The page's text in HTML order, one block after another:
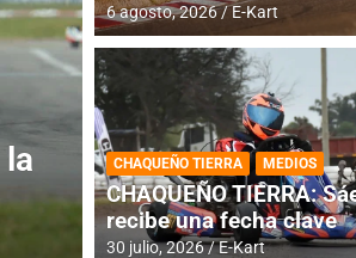
DESTACADA INFORME CENTRAL
RMC BUENOS
histórica en
4 agosto, 2026 E-Kart
6 agosto, 2026 E-Kart
CHAQUEÑO TIERRA MEDIOS
CHAQUEÑO TIERRA:
recibe una fecha clave
30 julio, 2026 E-Kart